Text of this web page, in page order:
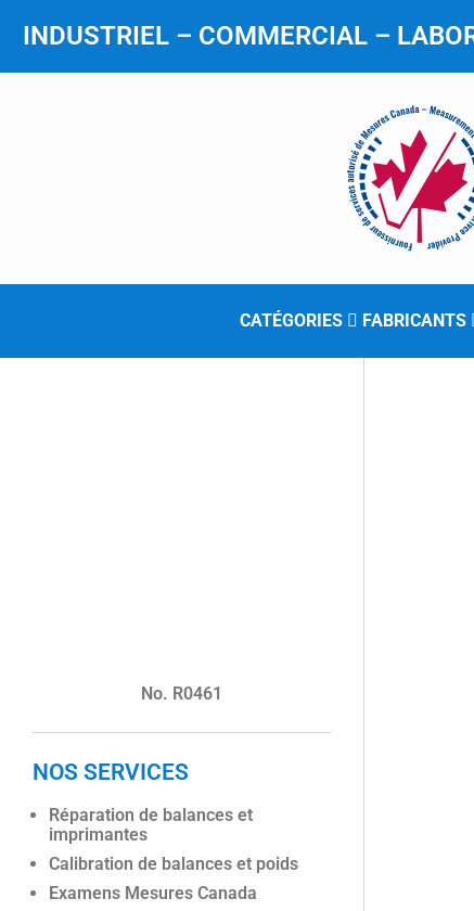
INDUSTRIEL – COMMERCIAL –
CATÉGORIES FABRICANTS
No. R0461
NOS SERVICES
Réparation de balances et
imprimantes
Calibration de balances et poids
Examens Mesures Canada